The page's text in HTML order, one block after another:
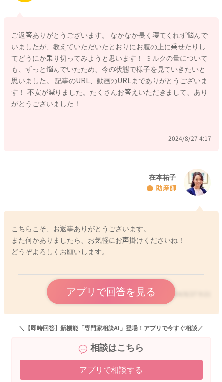
かと思います。
安心感を求めているのだと思います。
ママさんが抱っこして過ごすことに御負担がなければ、抱っこ
でお過ごしいただいても、赤ちゃんに心配はありませんよ。
とは言え、長時間抱っこはママさんに負担になりますので、ご
また縦に抱っこして、ママさんがソファなどのリクライニング
ママさんとお子さんのお臍が向き合うイメージです。
りに入るのはもう少し先だったりします。
国立研究開発法人理化学研究所では、赤ちゃんの効果的な泣き
止ませ方、寝かしつけの研究がなされています。
https://www.riken.jp/press/2022/20220914_1/index.html#no
抱っこをしながら、一定テンポで歩きながら寝かしつけるのが
こしたまま座ってお過ごしいただくのが、よいと考えられてい
ます。
深い眠りについてからのゴロンがお勧めです！
ご返答ありがとうございます。 なかなか長く寝てくれず悩んで
いましたが、教えていただいたとおりにお腹の上に乗せたりし
てどうにか乗り切ってみようと思います！ ミルクの量について
も、ずっと悩んでいたため、今の状態で様子を見ていきたいと
思いました。 記事のURL、動画のURLまでありがとうございま
す！ 不安が減りました。たくさんお答えいただきまして、あり
がとうございました！
2024/8/27 4:17
在本祐子
助産師
こちらこそ、お返事ありがとうございます。
また何かありましたら、お気軽にお声掛けくださいね！
どうぞよろしくお願いします。
アプリで回答を見る 2024/8/27 9:21
＼【即時回答】新機能「専門家相談AI」登場！アプリで今すぐ相談／
相談はこちら
アプリで相談する